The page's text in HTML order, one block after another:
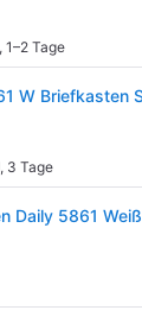
, 1–2 Tage
, 3 Tage
Daily 5861 Weiß